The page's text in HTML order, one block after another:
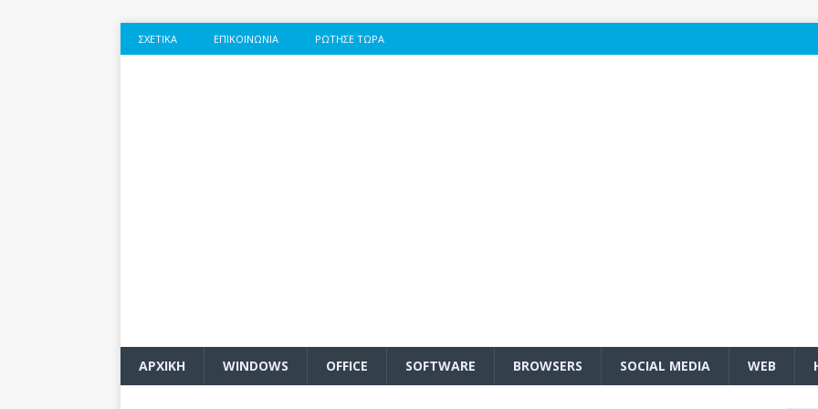
ΣΧΕΤΙΚΆ ΕΠΙΚΟΙΝΩΝΊΑ ΡΏΤΗΣΕ ΤΏΡΑ
ΑΡΧΙΚΗ WINDOWS OFFICE SOFTWARE BROWSERS SOCIAL MEDIA WEB